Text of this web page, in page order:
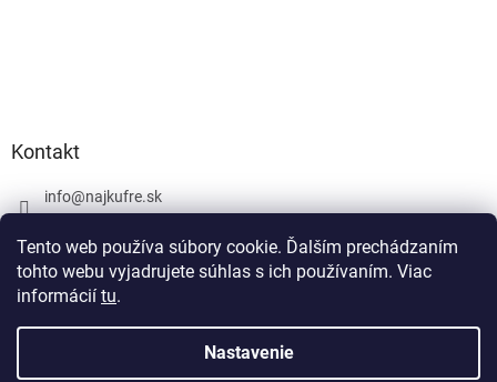
Tento web používa súbory cookie. Ďalším prechádzaním
tohto webu vyjadrujete súhlas s ich používaním. Viac
informácií tu.
Nastavenie
Kontakt
info@najkufre.sk
Facebook
Vytvoril Shoptet